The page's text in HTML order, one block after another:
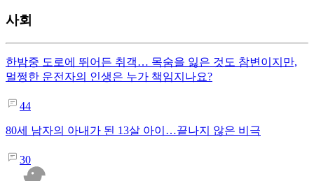
사회
한밤중 도로에 뛰어든 취객… 목숨을 잃은 것도 참변이지만,
멀쩡한 운전자의 인생은 누가 책임지나요?
44
80세 남자의 아내가 된 13살 아이…끝나지 않은 비극
30